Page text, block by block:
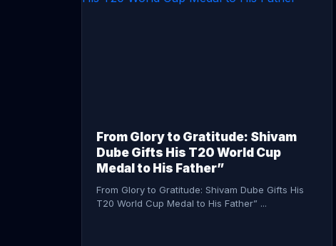
From Glory to Gratitude: Shivam
Dube Gifts His T20 World Cup
Medal to His Father”
From Glory to Gratitude: Shivam Dube Gifts His
T20 World Cup Medal to His Father” ...